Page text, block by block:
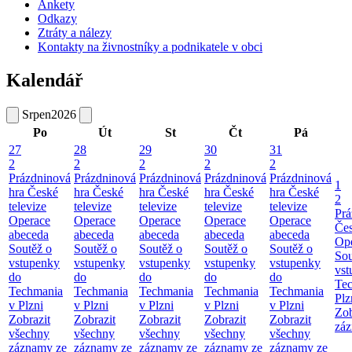
Ankety
Odkazy
Ztráty a nálezy
Kontakty na živnostníky a podnikatele v obci
Kalendář
Srpen2026
Po
Út St Čt
Pá
27
2
Prázdninová
hra České
televize
Operace
abeceda
Soutěž o
vstupenky
do
Techmania
v Plzni
Zobrazit
všechny
záznamy ze
28
2
Prázdninová
hra České
televize
Operace
abeceda
Soutěž o
vstupenky
do
Techmania
v Plzni
Zobrazit
všechny
záznamy ze
29
2
Prázdninová
hra České
televize
Operace
abeceda
Soutěž o
vstupenky
do
Techmania
v Plzni
Zobrazit
všechny
záznamy ze
30
2
Prázdninová
hra České
televize
Operace
abeceda
Soutěž o
vstupenky
do
Techmania
v Plzni
Zobrazit
všechny
záznamy ze
31
2
Prázdninová
hra České
televize
Operace
abeceda
Soutěž o
vstupenky
do
Techmania
v Plzni
Zobrazit
všechny
záznamy ze
1
2